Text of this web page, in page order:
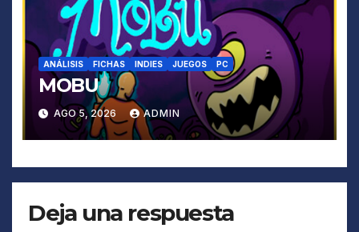
ANÁLISIS FICHAS INDIES JUEGOS PC
MOBU
AGO 5, 2026 ADMIN
Deja una respuesta